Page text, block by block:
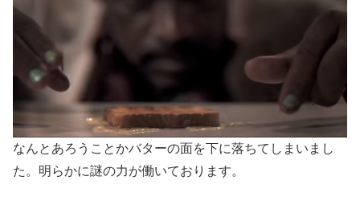
なんとあろうことかバターの面を下に落ちてしまいまし
た。明らかに謎の力が働いております。